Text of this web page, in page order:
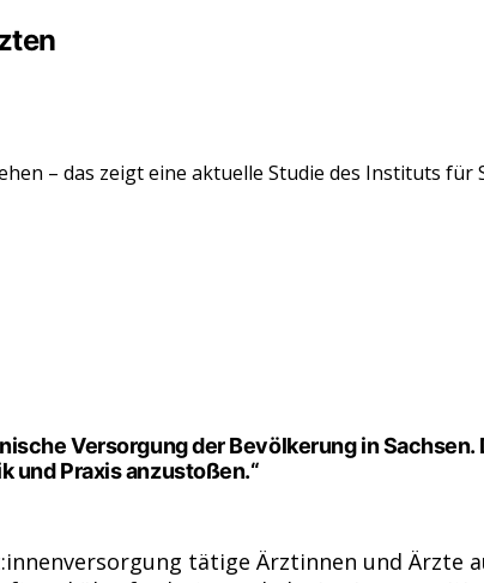
– das zeigt eine aktuelle Studie des Instituts für
Versorgung der Bevölkerung in Sachsen.
und Praxis anzustoßen.“
tätige Ärztinnen und Ärzte